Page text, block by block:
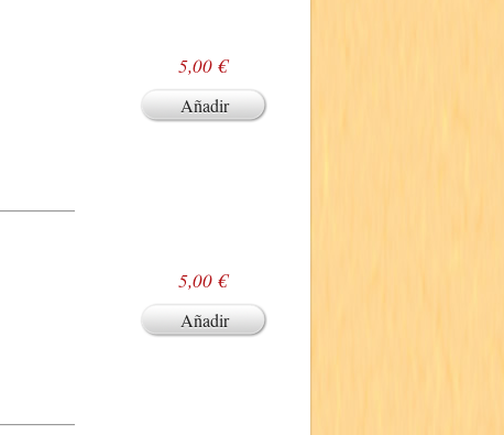
5,00 €
Añadir
5,00 €
Añadir